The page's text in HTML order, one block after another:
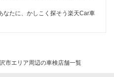
なたに、かしこく探そう楽天Car車
市エリア周辺の車検店舗一覧